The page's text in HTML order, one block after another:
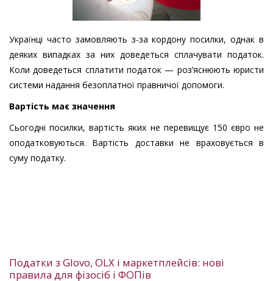
Українці часто замовляють з-за кордону посилки, однак в
деяких випадках за них доведеться сплачувати податок.
Коли доведеться сплатити податок — роз’яснюють юристи
системи надання безоплатної правничої допомоги.
Вартість має значення
Сьогодні посилки, вартість яких не перевищує 150 євро не
оподатковуються.
Вартість доставки не враховується в
суму податку.
Податки з Glovo, OLX і маркетплейсів: нові
правила для фізосіб і ФОПів